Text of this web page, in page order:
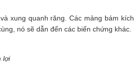
xung quanh răng. Các mảng bám kích
nó sẽ dẫn đến các biến chứng khác.
lợi